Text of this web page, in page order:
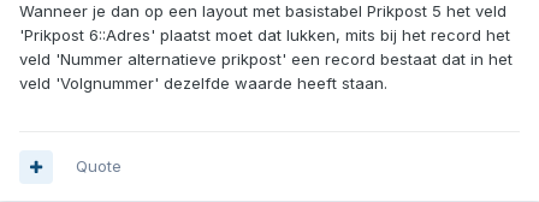
Wanneer je dan op een layout met basistabel Prikpost 5 het veld
'Prikpost 6::Adres' plaatst moet dat lukken, mits bij het record het
veld 'Nummer alternatieve prikpost' een record bestaat dat in het
veld 'Volgnummer' dezelfde waarde heeft staan.
Quote